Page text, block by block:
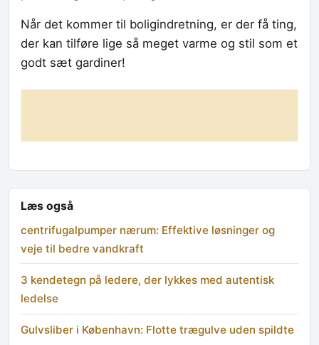
Når det kommer til boligindretning, er der få ting,
der kan tilføre lige så meget varme og stil som et
godt sæt gardiner!
Læs også
centrifugalpumper nærum: Effektive løsninger og
veje til bedre vandkraft
3 kendetegn på ledere, der lykkes med autentisk
ledelse
Gulvsliber i København: Flotte trægulve uden spildte